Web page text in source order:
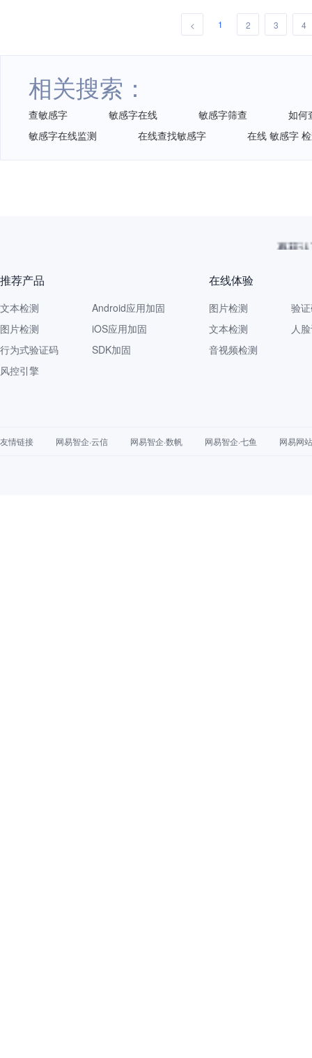
< 1 2 3 4
相关搜索：
查敏感字 敏感字在线 敏感字筛查
如何
敏感字在线监测
在线查找敏感字 在线 敏感字
再获
推荐产品
文本检测
图片检测
行为式验证码
风控引擎
Android应用加固
iOS应用加固
SDK加固
在线体验
图片检测
文本检测
音视频检测
验
人
友情链接 网易智企·云信 网易智企·数帆 网易智企·七鱼 网易网